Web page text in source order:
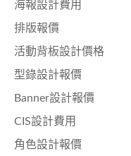
海報設計費用
排版報價
活動背板設計價格
型錄設計報價
Banner設計報價
CIS設計費用
角色設計報價